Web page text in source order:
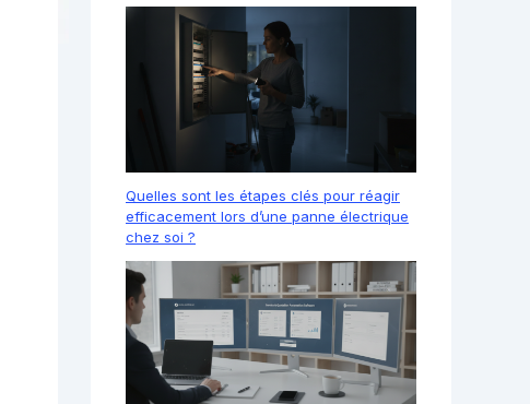
Quelles sont les étapes clés pour réagir
efficacement lors d’une panne électrique
chez soi ?